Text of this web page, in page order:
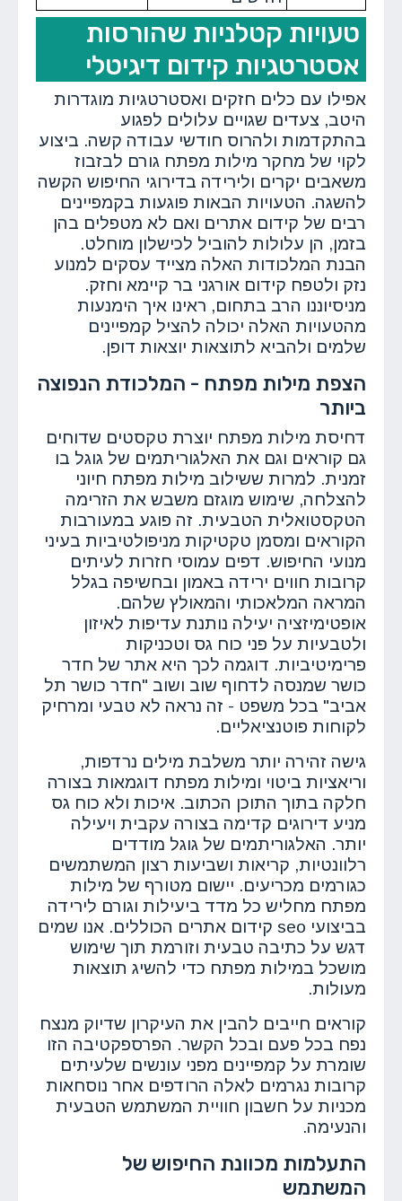
טעויות קטלניות שהורסות
אסטרטגיות קידום דיגיטלי
אפילו עם כלים חזקים ואסטרטגיות מוגדרות
היטב, צעדים שגויים עלולים לפגוע
בהתקדמות ולהרוס חודשי עבודה קשה. ביצוע
לקוי של מחקר מילות מפתח גורם לבזבוז
משאבים יקרים ולירידה בדירוגי החיפוש הקשה
להשגה. הטעויות הבאות פוגעות בקמפיינים
רבים של קידום אתרים ואם לא מטפלים בהן
בזמן, הן עלולות להוביל לכישלון מוחלט.
הבנת המלכודות האלה מצייד עסקים למנוע
נזק ולטפח קידום אורגני בר קיימא וחזק.
מניסיוננו הרב בתחום, ראינו איך הימנעות
מהטעויות האלה יכולה להציל קמפיינים
שלמים ולהביא לתוצאות יוצאות דופן.
הצפת מילות מפתח - המלכודת הנפוצה
ביותר
דחיסת מילות מפתח יוצרת טקסטים שדוחים
גם קוראים וגם את האלגוריתמים של גוגל בו
זמנית. למרות ששילוב מילות מפתח חיוני
להצלחה, שימוש מוגזם משבש את הזרימה
הטקסטואלית הטבעית. זה פוגע במעורבות
הקוראים ומסמן טקטיקות מניפולטיביות בעיני
מנועי החיפוש. דפים עמוסי חזרות לעיתים
קרובות חווים ירידה באמון ובחשיפה בגלל
המראה המלאכותי והמאולץ שלהם.
אופטימיזציה יעילה נותנת עדיפות לאיזון
ולטבעיות על פני כוח גס וטכניקות
פרימיטיביות. דוגמה לכך היא אתר של חדר
כושר שמנסה לדחוף שוב ושוב "חדר כושר תל
אביב" בכל משפט - זה נראה לא טבעי ומרחיק
לקוחות פוטנציאליים.
גישה זהירה יותר משלבת מילים נרדפות,
וריאציות ביטוי ומילות מפתח דוגמאות בצורה
חלקה בתוך התוכן הכתוב. איכות ולא כוח גס
מניע דירוגים קדימה בצורה עקבית ויעילה
יותר. האלגוריתמים של גוגל מודדים
רלוונטיות, קריאות ושביעות רצון המשתמשים
כגורמים מכריעים. יישום מטורף של מילות
מפתח מחליש כל מדד ביעילות וגורם לירידה
בביצועי seo קידום אתרים הכוללים. אנו שמים
דגש על כתיבה טבעית וזורמת תוך שימוש
מושכל במילות מפתח כדי להשיג תוצאות
מעולות.
קוראים חייבים להבין את העיקרון שדיוק מנצח
נפח בכל פעם ובכל הקשר. הפרספקטיבה הזו
שומרת על קמפיינים מפני עונשים שלעיתים
קרובות נגרמים לאלה הרודפים אחר נוסחאות
מכניות על חשבון חוויית המשתמש הטבעית
והנעימה.
התעלמות מכוונת החיפוש של
המשתמש